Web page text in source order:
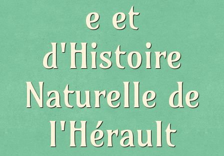
e et
d'Histoire
Naturelle de
l'Hérault